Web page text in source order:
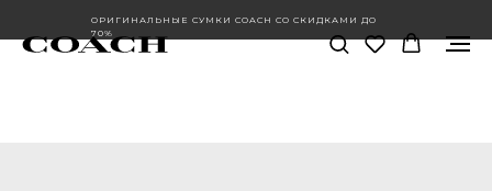
ОРИГИНАЛЬНЫЕ СУМКИ COACH СО СКИДКАМИ ДО
70%